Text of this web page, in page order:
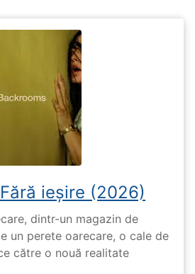
ieșire (2026)
dintr-un magazin de
un perete oarecare, o cale de
către o nouă realitate